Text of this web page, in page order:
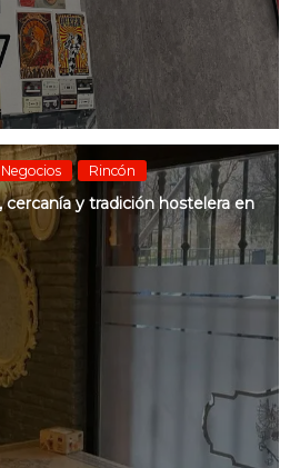
Negocios Rincón
y tradición hostelera en